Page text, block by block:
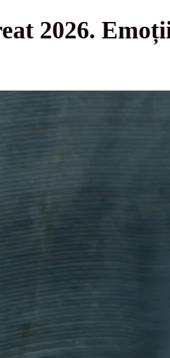
2026.